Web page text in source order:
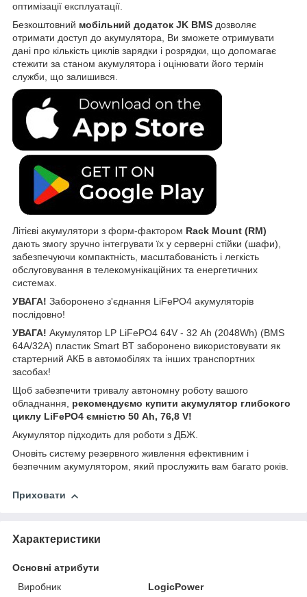
оптимізації експлуатації.
Безкоштовний мобільний додаток JK BMS дозволяє
отримати доступ до акумулятора, Ви зможете отримувати
дані про кількість циклів зарядки і розрядки, що допомагає
стежити за станом акумулятора і оцінювати його термін
служби, що залишився.
Літієві акумулятори з форм-фактором Rack Mount (RM)
дають змогу зручно інтегрувати їх у серверні стійки (шафи),
забезпечуючи компактність, масштабованість і легкість
обслуговування в телекомунікаційних та енергетичних
системах.
УВАГА! Заборонено з'єднання LiFePO4 акумуляторів
послідовно!
УВАГА! Акумулятор LP LiFePO4 64V - 32 Ah (2048Wh) (BMS
64A/32А) пластик Smart BT заборонено використовувати як
стартерний АКБ в автомобілях та інших транспортних
засобах!
Щоб забезпечити тривалу автономну роботу вашого
обладнання, рекомендуємо купити акумулятор глибокого
циклу LiFePO4 ємністю 50 Ah, 76,8 V!
Акумулятор підходить для роботи з ДБЖ.
Оновіть систему резервного живлення ефективним і
безпечним акумулятором, який прослужить вам багато років.
Приховати
Характеристики
Основні атрибути
Виробник
LogicPower